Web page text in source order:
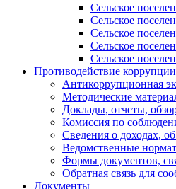
Сельское
Сельское
Сельское
Сельское
Сельское
Противодействие коррупции
Антикоррупционная
Методические
Доклады, отчеты,
Комиссия по
Сведения о доходах,
Ведомственные
Формы документов,
Обратная связь для
Документы